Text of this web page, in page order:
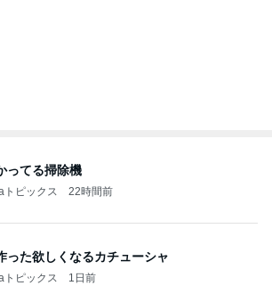
った欲しくなるカチューシャ
トピックス 1日前
ス 泳ぎに来る孫と会う予定
トピックス 1日前